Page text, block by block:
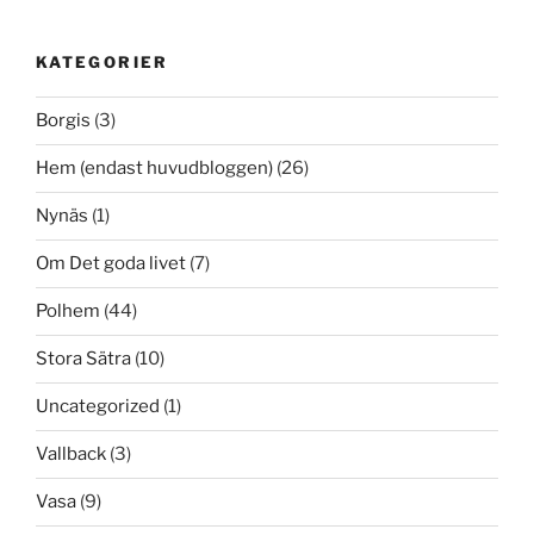
KATEGORIER
Borgis (3)
Hem (endast huvudbloggen) (26)
Nynäs (1)
Om Det goda livet (7)
Polhem (44)
Stora Sätra (10)
Uncategorized (1)
Vallback (3)
Vasa (9)